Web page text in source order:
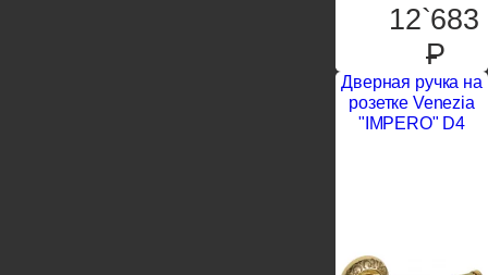
12`683
P
Дверная ручка на
розетке Venezia
"IMPERO" D4